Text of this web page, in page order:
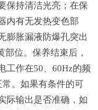
保持清洁光亮；在保
内有无发热变色部
膨胀漏液防爆孔突出
部位。保养结束后，
工作在50、60Hz的频
。如果有条件的可
际输出是否准确，如